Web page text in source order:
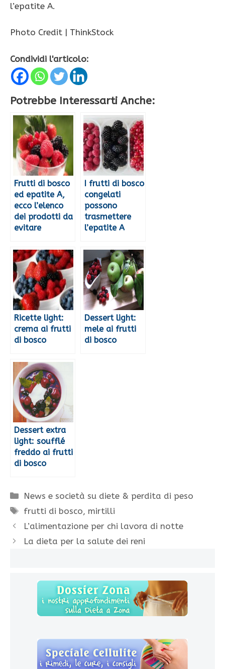
l’epatite A.
Photo Credit | ThinkStock
Condividi l'articolo:
Potrebbe Interessarti Anche:
Frutti di bosco
ed epatite A,
ecco l’elenco
dei prodotti da
evitare
I frutti di bosco
congelati
possono
trasmettere
l’epatite A
Ricette light:
crema ai frutti
di bosco
Dessert light:
mele ai frutti
di bosco
Dessert extra
light: soufflé
freddo ai frutti
di bosco
Categorie
News e società su diete & perdita di peso
Tag
frutti di bosco, mirtilli
L’alimentazione per chi lavora di notte
La dieta per la salute dei reni